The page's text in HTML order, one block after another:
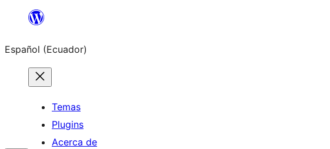
Saltar
contenido
Español (Ecuador)
Temas
Plugins
Acerca de